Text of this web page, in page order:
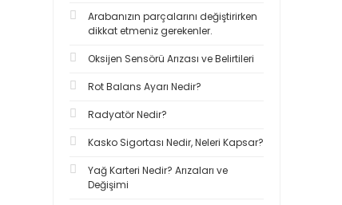
Arabanızın parçalarını değiştirirken
dikkat etmeniz gerekenler.
Oksijen Sensörü Arızası ve Belirtileri
Rot Balans Ayarı Nedir?
Radyatör Nedir?
Kasko Sigortası Nedir, Neleri Kapsar?
Yağ Karteri Nedir? Arızaları ve
Değişimi